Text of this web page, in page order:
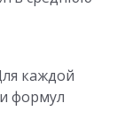
каждой
формул